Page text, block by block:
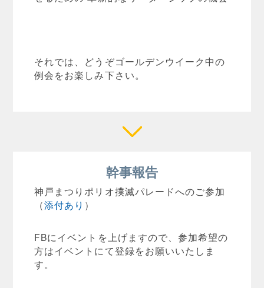
それでは、どうぞゴールデンウイーク中の
例会をお楽しみ下さい。
幹事報告
神戸まつりポリオ撲滅パレードへのご参加
（添付あり ）
FBにイベントを上げますので、参加希望の
方はイベントにて登録をお願いいたしま
す。